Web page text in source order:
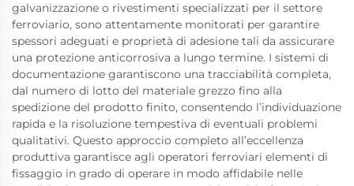
galvanizzazione o rivestimenti specializzati per il settore
ferroviario, sono attentamente monitorati per garantire
spessori adeguati e proprietà di adesione tali da assicurare
una protezione anticorrosiva a lungo termine. I sistemi di
documentazione garantiscono una tracciabilità completa,
dal numero di lotto del materiale grezzo fino alla
spedizione del prodotto finito, consentendo l’individuazione
rapida e la risoluzione tempestiva di eventuali problemi
qualitativi. Questo approccio completo all’eccellenza
produttiva garantisce agli operatori ferroviari elementi di
fissaggio in grado di operare in modo affidabile nelle